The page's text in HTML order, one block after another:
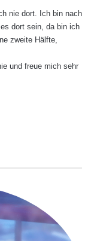
nie dort. Ich bin nach
dort sein, da bin ich
zweite Hälfte,
und freue mich sehr